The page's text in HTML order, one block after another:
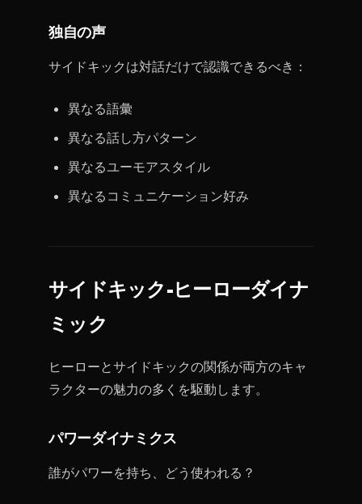
独自の声
サイドキックは対話だけで認識できるべき：
異なる語彙
異なる話し方パターン
異なるユーモアスタイル
異なるコミュニケーション好み
サイドキック-ヒーローダイナ
ミック
ヒーローとサイドキックの関係が両方のキャ
ラクターの魅力の多くを駆動します。
パワーダイナミクス
誰がパワーを持ち、どう使われる？